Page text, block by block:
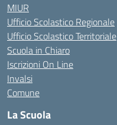
MIUR
Ufficio Scolastico Regionale
Ufficio Scolastico Territoriale
Scuola in Chiaro
Iscrizioni On Line
Invalsi
Comune
La Scuola